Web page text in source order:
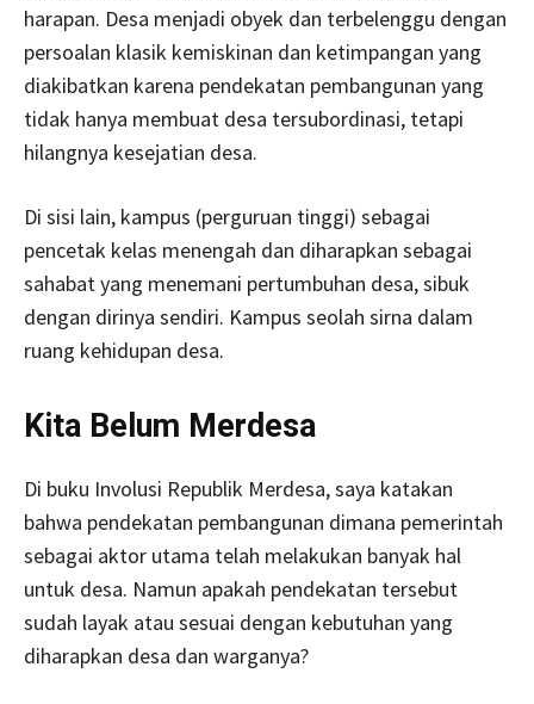
harapan. Desa menjadi obyek dan terbelenggu dengan
persoalan klasik kemiskinan dan ketimpangan yang
diakibatkan karena pendekatan pembangunan yang
tidak hanya membuat desa tersubordinasi, tetapi
hilangnya kesejatian desa.
Di sisi lain, kampus (perguruan tinggi) sebagai
pencetak kelas menengah dan diharapkan sebagai
sahabat yang menemani pertumbuhan desa, sibuk
dengan dirinya sendiri. Kampus seolah sirna dalam
ruang kehidupan desa.
Kita Belum Merdesa
Di buku Involusi Republik Merdesa, saya katakan
bahwa pendekatan pembangunan dimana pemerintah
sebagai aktor utama telah melakukan banyak hal
untuk desa. Namun apakah pendekatan tersebut
sudah layak atau sesuai dengan kebutuhan yang
diharapkan desa dan warganya?